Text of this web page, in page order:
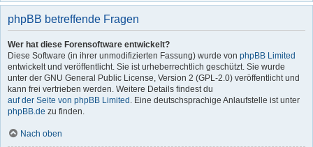
phpBB betreffende Fragen
Wer hat diese Forensoftware entwickelt?
Diese Software (in ihrer unmodifizierten Fassung) wurde von phpBB Limited
entwickelt und veröffentlicht. Sie ist urheberrechtlich geschützt. Sie wurde
unter der GNU General Public License, Version 2 (GPL-2.0) veröffentlicht und
kann frei vertrieben werden. Weitere Details findest du
auf der Seite von phpBB Limited . Eine deutschsprachige Anlaufstelle ist unter
phpBB.de zu finden.
Nach oben